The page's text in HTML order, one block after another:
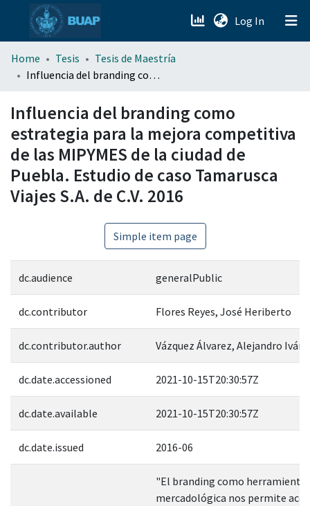
Log In (current)
menu.section.about_menu
Home Tesis
Tesis de Maestría
Influencia del branding como estrategia para la mejora competitiva de las MIPYMES de la ciudad de Puebla. Estudio de caso Tamarusca Viajes S.A. de C.V. 2016
Influencia del branding como
estrategia para la mejora competitiva
de las MIPYMES de la ciudad de
Puebla. Estudio de caso Tamarusca
Viajes S.A. de C.V. 2016
Simple item page
dc.audience generalPublic
dc.contributor Flores Reyes, José Heriberto
dc.contributor.author Vázquez Álvarez, Alejandro Iván
dc.date.accessioned 2021-10-15T20:30:57Z
dc.date.available 2021-10-15T20:30:57Z
dc.date.issued 2016-06
"El branding como herramienta
mercadológica nos permite